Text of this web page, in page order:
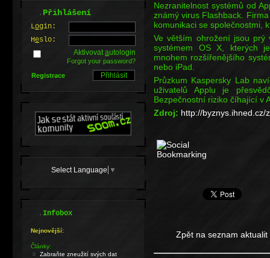
Nezranitelnost systémů od
známý virus Flashback.
komunikaci se společnostmi,
Ve větším ohrožení jsou prý
systémem OS X, kterých
mnohem rozšířenějšího
nebo iPad.
Průzkum Kaspersky Lab
uživatelů Applu je
Bezpečnostní riziko číhající v
Zdroj: http://
Zpět na seznam aktualit
.Přihlášení
Login:
Heslo:
Aktivovatautologin
Forgot your password?
Registrace
Select Language ▼
.Infobox
Nejnovější:
Články:
Zabraňte zneužití svých dat